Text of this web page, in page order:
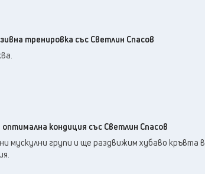
32°C
тренировка със Светлин Спасов
оптимална кондиция със Светлин Спасов
мускулни групи и ще раздвижим хубаво кръвта в